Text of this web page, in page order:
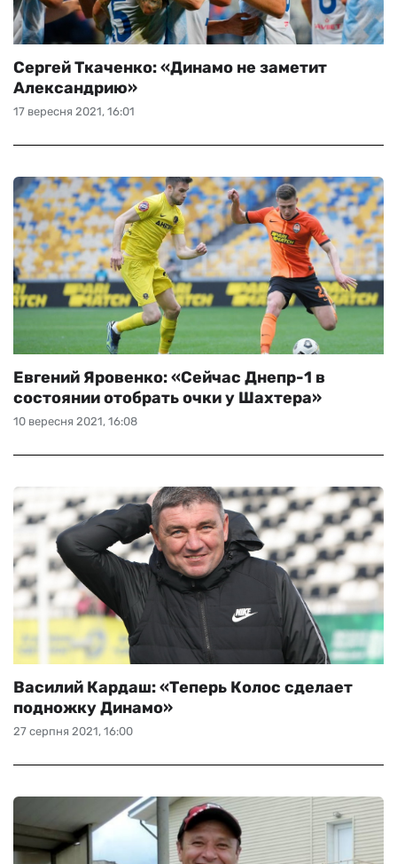
17 вересня 2021, 16:01
Сергей Ткаченко: «Динамо не заметит
Александрию»
10 вересня 2021, 16:08
Евгений Яровенко: «Сейчас Днепр-1 в
состоянии отобрать очки у Шахтера»
27 серпня 2021, 16:00
Василий Кардаш: «Теперь Колос сделает
подножку Динамо»